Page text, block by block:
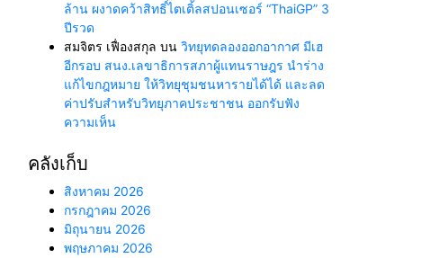
ล้าน ผงาดคว้าสิทธิ์ไตเติ้ลสปอนเซอร์ “ThaiGP” 3
ปีรวด
สมจิตร เฟื่องสกุล บน วิทยุทดลองออกอากาศ มีเฮ
อีกรอบ สนง.เลขาธิการสภาผู้แทนราษฎร นำร่าง
แก้ไขกฎหมาย ให้วิทยุชุมชนหารายได้ได้ และลด
ค่าปรับสำหรับวิทยุภาคประชาชน ออกรับฟัง
ความเห็น
คลังเก็บ
สิงหาคม 2026
กรกฎาคม 2026
มิถุนายน 2026
พฤษภาคม 2026